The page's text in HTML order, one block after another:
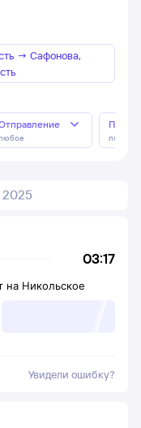
→ Сафонова,
любое
2025
03:17
на Никольское
Увидели ошибку?